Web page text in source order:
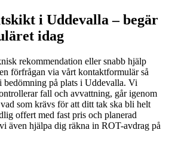
i Uddevalla – begär
idag
rekommendation eller snabb hjälp
förfrågan via vårt kontaktformulär så
bedömning på plats i Uddevalla. Vi
fall och avvattning, går igenom
som krävs för att ditt tak ska bli helt
offert med fast pris och planerad
även hjälpa dig räkna in ROT-avdrag på